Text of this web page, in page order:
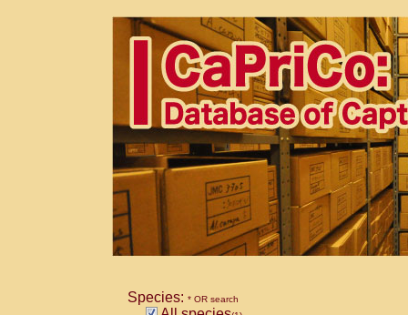
Species: * OR search